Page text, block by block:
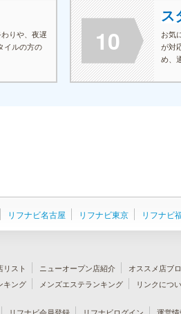
りや、夜遅
イルの方の
10
ス
お気
が対
め、
れ
良い
リフナビ名古屋 リフナビ東京 リフナビ
リスト ニューオープン店紹介 オススメ店ブ
キング メンズエステランキング リンクにつ